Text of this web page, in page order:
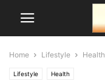
Home Lifestyle Health
Lifestyle Health